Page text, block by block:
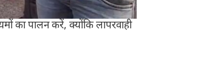
का पालन करें, क्योंकि लापरवाही